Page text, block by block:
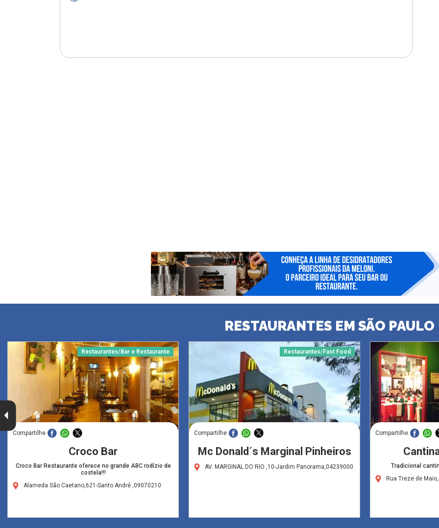
RESTAURANTES EM SÃO PAULO
Restaurantes/Bar e Restaurante
Compartilhe
Croco Bar
Croco Bar Restaurante oferece no grande ABC rodízio de
costela!!!
Alameda São Caetano,621-Santo André ,09070210
Restaurantes/Fast Food
Compartilhe
Mc Donald´s Marginal Pinheiros
AV. MARGINAL DO RIO ,10-Jardim Panorama,04239000
Compartilhe
Tradicional
Rua Treze de